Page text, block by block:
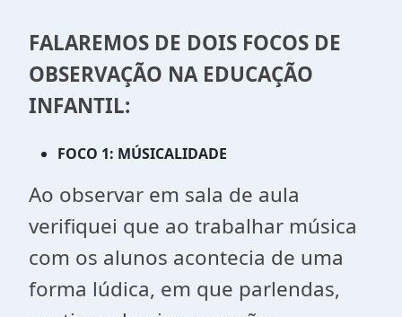
FALAREMOS DE DOIS FOCOS DE
OBSERVAÇÃO NA EDUCAÇÃO
INFANTIL:
FOCO 1: MÚSICALIDADE
Ao observar em sala de aula
verifiquei que ao trabalhar música
com os alunos acontecia de uma
forma lúdica, em que parlendas,